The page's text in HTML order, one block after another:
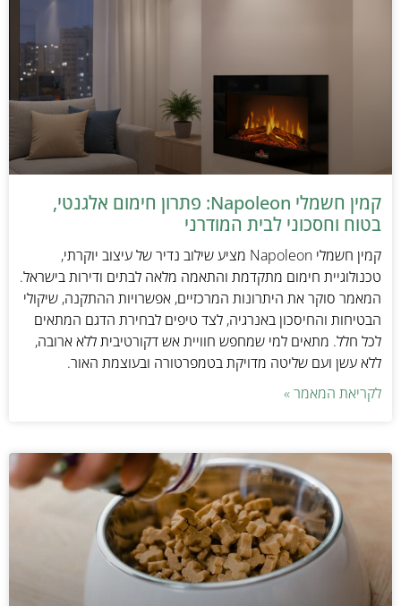
קמין חשמלי Napoleon: פתרון חימום אלגנטי,
בטוח וחסכוני לבית המודרני
קמין חשמלי Napoleon מציע שילוב נדיר של עיצוב יוקרתי,
טכנולוגיית חימום מתקדמת והתאמה מלאה לבתים ודירות בישראל.
המאמר סוקר את היתרונות המרכזיים, אפשרויות ההתקנה, שיקולי
הבטיחות והחיסכון באנרגיה, לצד טיפים לבחירת הדגם המתאים
לכל חלל. מתאים למי שמחפש חוויית אש דקורטיבית ללא ארובה,
ללא עשן ועם שליטה מדויקת בטמפרטורה ובעוצמת האור.
לקריאת המאמר »